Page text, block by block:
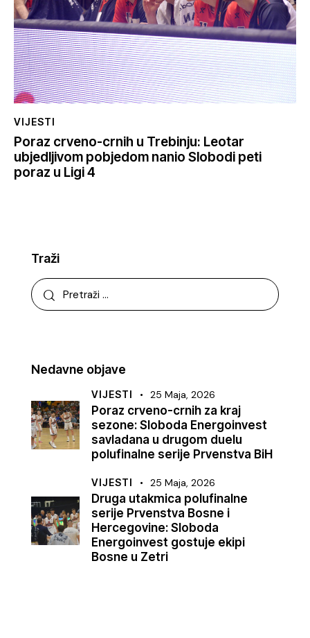
VIJESTI
Poraz crveno-crnih u Trebinju: Leotar
ubjedljivom pobjedom nanio Slobodi peti
poraz u Ligi 4
Traži
Nedavne objave
VIJESTI 25 Maja, 2026
Poraz crveno-crnih za kraj
sezone: Sloboda Energoinvest
savladana u drugom duelu
polufinalne serije Prvenstva BiH
VIJESTI 25 Maja, 2026
Druga utakmica polufinalne
serije Prvenstva Bosne i
Hercegovine: Sloboda
Energoinvest gostuje ekipi
Bosne u Zetri